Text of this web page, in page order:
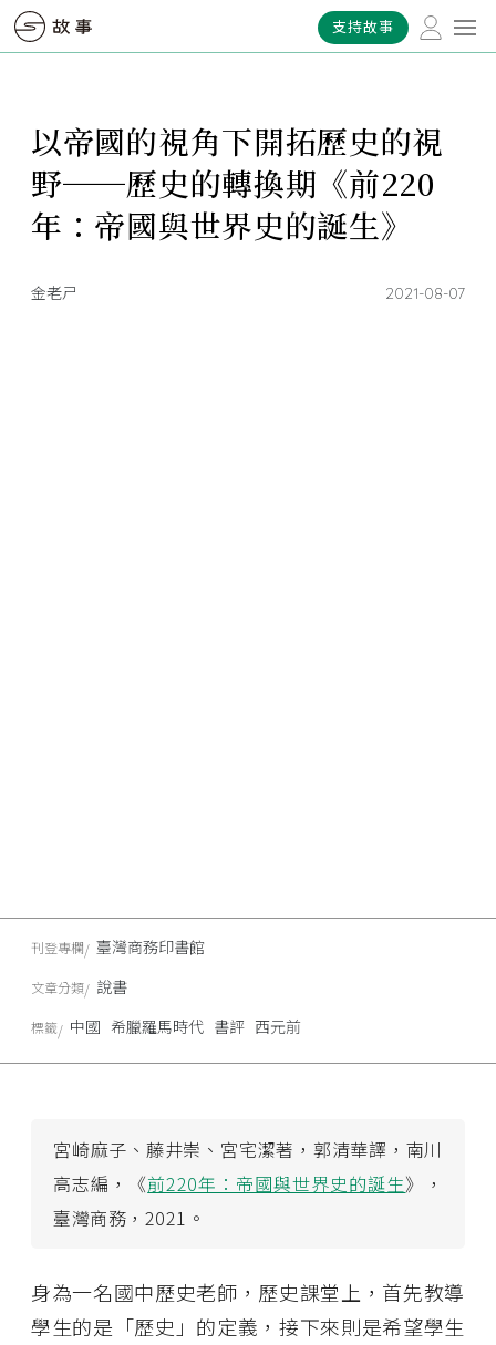
支持故事
以帝國的視角下開拓歷史的視
野──歷史的轉換期《前220
年：帝國與世界史的誕生》
金老ㄕ 2021-08-07
宮崎麻子、藤井崇、宮宅潔著，郭清華譯，南川
高志編，《前220年：帝國與世界史的誕生》，
臺灣商務，2021。
身為一名國中歷史老師，歷史課堂上，首先教導
學生的是「歷史」的定義，接下來則是希望學生
刊登專欄 臺灣商務印書館
文章分類 說書
標籤 中國 希臘羅馬時代 書評 西元前